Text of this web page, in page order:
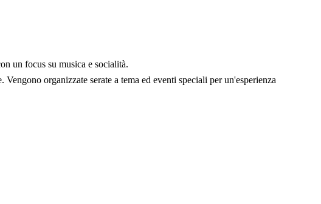
un focus su musica e socialità.
organizzate serate a tema ed eventi speciali per un'esperienza